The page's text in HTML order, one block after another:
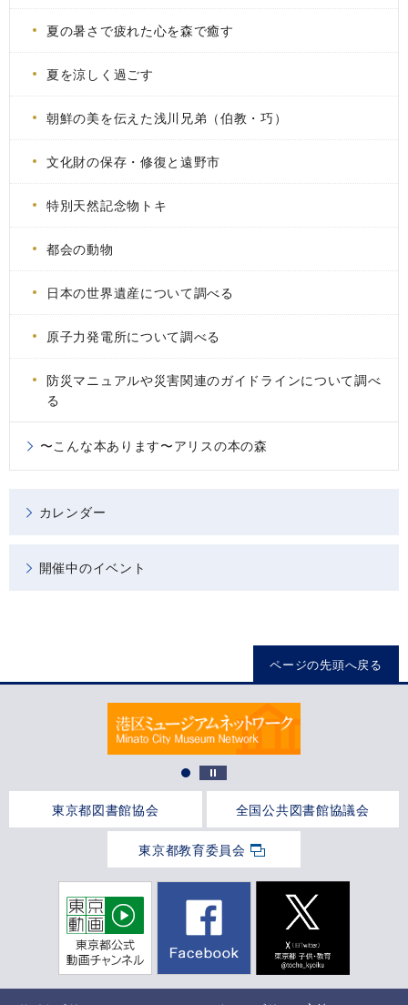
夏の暑さで疲れた心を森で癒す
夏を涼しく過ごす
朝鮮の美を伝えた浅川兄弟（伯教・巧）
文化財の保存・修復と遠野市
特別天然記念物トキ
都会の動物
日本の世界遺産について調べる
原子力発電所について調べる
防災マニュアルや災害関連のガイドラインについて調べ
る
〜こんな本あります〜アリスの本の森
カレンダー
開催中のイベント
ページの先頭へ戻る
東京都図書館協会 全国公共図書館協議会
東京都教育委員会